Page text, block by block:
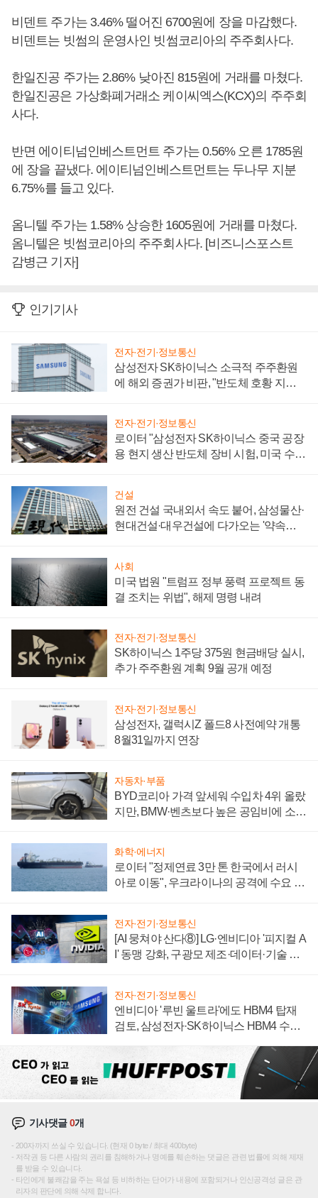
비덴트 주가는 3.46% 떨어진 6700원에 장을 마감했다.
비덴트는 빗썸의 운영사인 빗썸코리아의 주주회사다.
한일진공 주가는 2.86% 낮아진 815원에 거래를 마쳤다.
한일진공은 가상화폐거래소 케이씨엑스(KCX)의 주주회
사다.
반면 에이티넘인베스트먼트 주가는 0.56% 오른 1785원
에 장을 끝냈다. 에이티넘인베스트먼트는 두나무 지분
6.75%를 들고 있다.
옴니텔 주가는 1.58% 상승한 1605원에 거래를 마쳤다.
옴니텔은 빗썸코리아의 주주회사다. [비즈니스포스트
감병근 기자]
인기기사
전자·전기·정보통신
삼성전자 SK하이닉스 소극적 주주환원
에 해외 증권가 비판, "반도체 호황 지속
전자·전기·정보통신
로이터 "삼성전자 SK하이닉스 중국 공장
용 현지 생산 반도체 장비 시험, 미국 수출
건설
원전 건설 국내외서 속도 붙어, 삼성물산·
현대건설·대우건설에 다가오는 '약속의
사회
미국 법원 "트럼프 정부 풍력 프로젝트 동
결 조치는 위법", 해제 명령 내려
전자·전기·정보통신
SK하이닉스 1주당 375원 현금배당 실시,
추가 주주환원 계획 9월 공개 예정
전자·전기·정보통신
삼성전자, 갤럭시Z 폴드8 사전예약 개통
8월31일까지 연장
자동차·부품
BYD코리아 가격 앞세워 수입차 4위 올랐
지만, BMW·벤츠보다 높은 공임비에 소비
화학·에너지
로이터 "정제연료 3만 톤 한국에서 러시
아로 이동", 우크라이나의 공격에 수요 늘
전자·전기·정보통신
[AI 뭉쳐야 산다⑧] LG·엔비디아 '피지컬 A
I' 동맹 강화, 구광모 제조·데이터·기술 결
전자·전기·정보통신
엔비디아 '루빈 울트라'에도 HBM4 탑재
검토, 삼성전자·SK하이닉스 HBM4 수율
기사댓글0개
200자까지 쓰실 수 있습니다. (현재 0 byte / 최대 400byte)
저작권 등 다른 사람의 권리를 침해하거나 명예를 훼손하는 댓글은 관련 법률에 의해 제재
를 받을 수 있습니다.
타인에게 불쾌감을 주는 욕설 등 비하하는 단어가 내용에 포함되거나 인신공격성 글은 관
리자의 판단에 의해 삭제 합니다.